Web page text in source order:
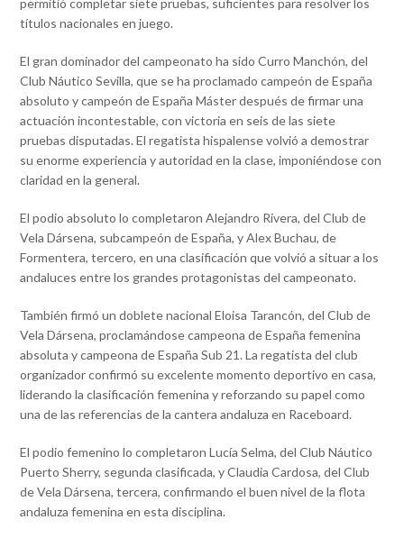
permitió completar siete pruebas, suficientes para resolver los
títulos nacionales en juego.
El gran dominador del campeonato ha sido Curro Manchón, del
Club Náutico Sevilla, que se ha proclamado campeón de España
absoluto y campeón de España Máster después de firmar una
actuación incontestable, con victoria en seis de las siete
pruebas disputadas. El regatista hispalense volvió a demostrar
su enorme experiencia y autoridad en la clase, imponiéndose con
claridad en la general.
El podio absoluto lo completaron Alejandro Rivera, del Club de
Vela Dársena, subcampeón de España, y Alex Buchau, de
Formentera, tercero, en una clasificación que volvió a situar a los
andaluces entre los grandes protagonistas del campeonato.
También firmó un doblete nacional Eloisa Tarancón, del Club de
Vela Dársena, proclamándose campeona de España femenina
absoluta y campeona de España Sub 21. La regatista del club
organizador confirmó su excelente momento deportivo en casa,
liderando la clasificación femenina y reforzando su papel como
una de las referencias de la cantera andaluza en Raceboard.
El podio femenino lo completaron Lucía Selma, del Club Náutico
Puerto Sherry, segunda clasificada, y Claudia Cardosa, del Club
de Vela Dársena, tercera, confirmando el buen nivel de la flota
andaluza femenina en esta disciplina.